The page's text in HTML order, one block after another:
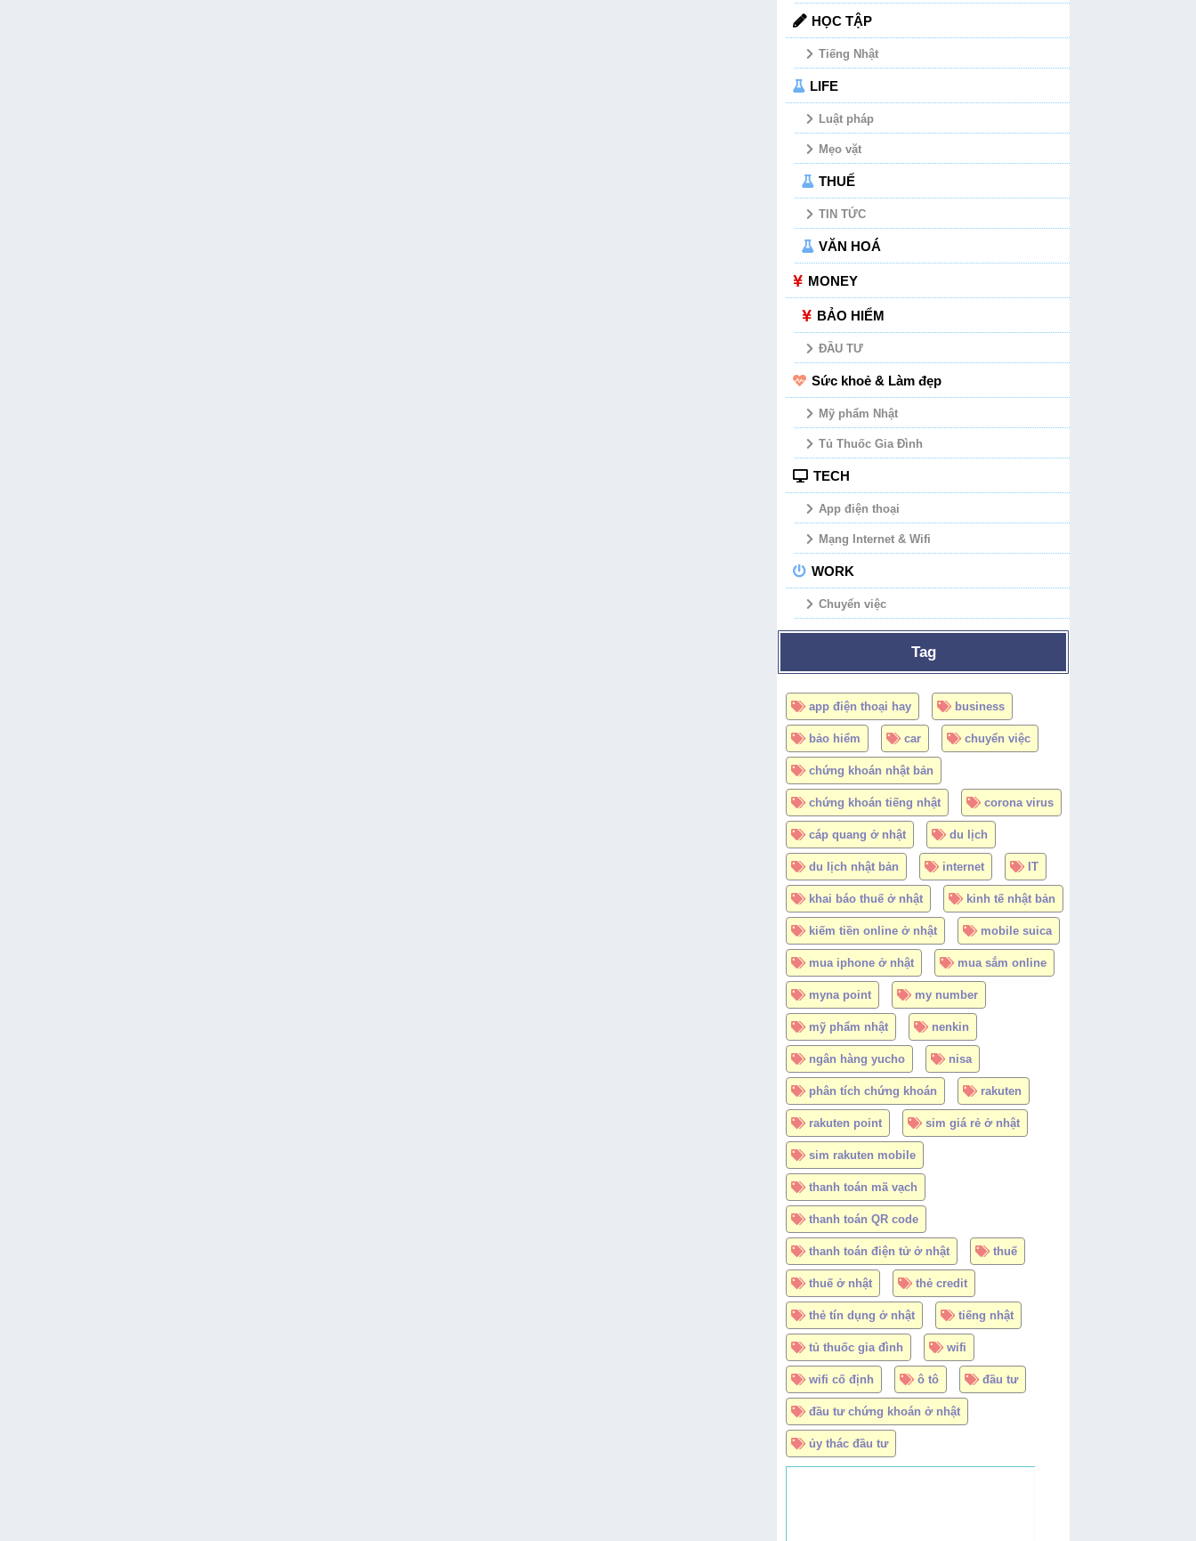
HỌC TẬP
Tiếng Nhật
LIFE
Luật pháp
Mẹo vặt
THUẾ
TIN TỨC
VĂN HOÁ
MONEY
BẢO HIỂM
ĐẦU TƯ
Sức khoẻ & Làm đẹp
Mỹ phẩm Nhật
Tủ Thuốc Gia Đình
TECH
App điện thoại
Mạng Internet & Wifi
WORK
Chuyển việc
Tag
app điện thoại hay business
bảo hiểm car chuyển việc
chứng khoán nhật bản
chứng khoán tiếng nhật corona virus
cáp quang ở nhật du lịch
du lịch nhật bản internet IT
khai báo thuế ở nhật kinh tế nhật bản
kiếm tiền online ở nhật mobile suica
mua iphone ở nhật mua sắm online
myna point my number
mỹ phẩm nhật nenkin
ngân hàng yucho nisa
phân tích chứng khoán rakuten
rakuten point sim giá rẻ ở nhật
sim rakuten mobile
thanh toán mã vạch
thanh toán QR code
thanh toán điện tử ở nhật thuế
thuế ở nhật thẻ credit
thẻ tín dụng ở nhật tiếng nhật
tủ thuốc gia đình wifi
wifi cố định ô tô đầu tư
đầu tư chứng khoán ở nhật
ủy thác đầu tư